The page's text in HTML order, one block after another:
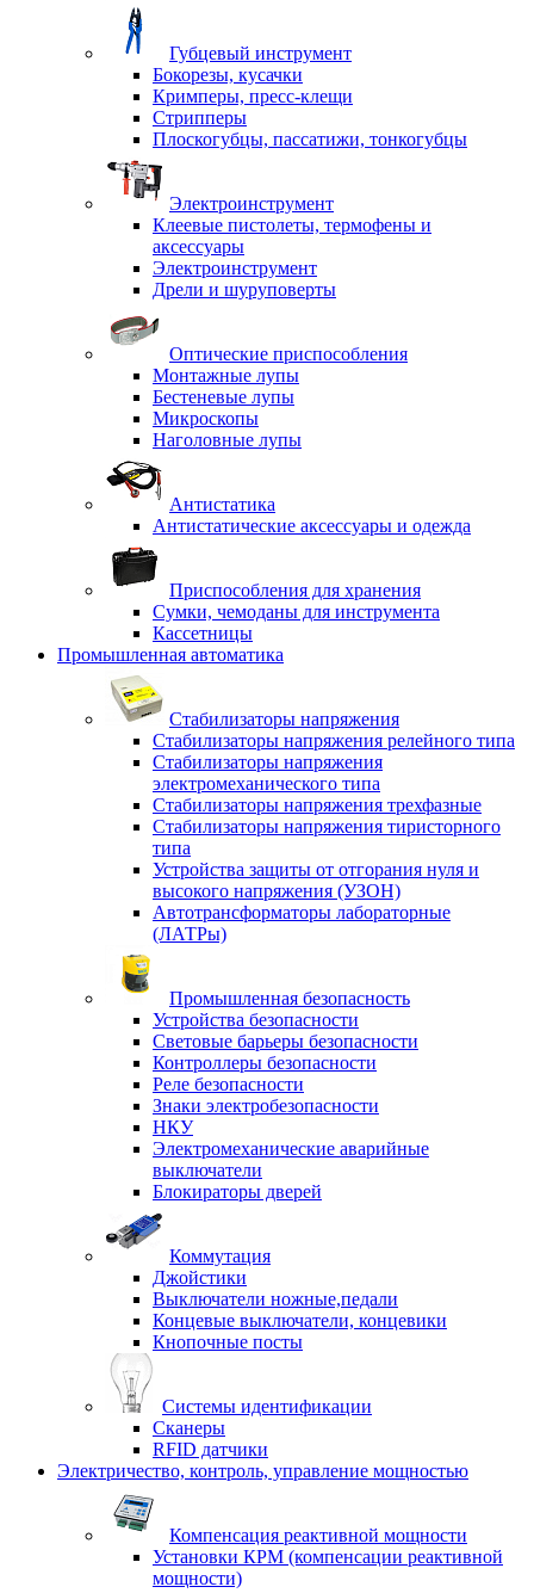
Губцевый инструмент
Бокорезы, кусачки
Кримперы, пресс-клещи
Стрипперы
Плоскогубцы, пассатижи, тонкогубцы
Электроинструмент
Клеевые пистолеты, термофены и
аксессуары
Электроинструмент
Дрели и шуруповерты
Оптические приспособления
Монтажные лупы
Бестеневые лупы
Микроскопы
Наголовные лупы
Антистатика
Антистатические аксессуары и одежда
Приспособления для хранения
Сумки, чемоданы для инструмента
Кассетницы
Промышленная автоматика
Стабилизаторы напряжения
Стабилизаторы напряжения релейного типа
Стабилизаторы напряжения
электромеханического типа
Стабилизаторы напряжения трехфазные
Стабилизаторы напряжения тиристорного
типа
Устройства защиты от отгорания нуля и
высокого напряжения (УЗОН)
Автотрансформаторы лабораторные
(ЛАТРы)
Промышленная безопасность
Устройства безопасности
Световые барьеры безопасности
Контроллеры безопасности
Реле безопасности
Знаки электробезопасности
НКУ
Электромеханические аварийные
выключатели
Блокираторы дверей
Коммутация
Джойстики
Выключатели ножные,педали
Концевые выключатели, концевики
Кнопочные посты
Системы идентификации
Сканеры
RFID датчики
Электричество, контроль, управление мощностью
Компенсация реактивной мощности
Установки КРМ (компенсации реактивной
мощности)